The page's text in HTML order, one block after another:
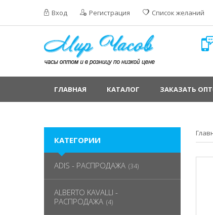
Вход Регистрация Список желаний
ГЛАВНАЯ КАТАЛОГ ЗАКАЗАТЬ
КАТЕГОРИИ
ADIS - РАСПРОДАЖА (34)
ALBERTO KAVALLI -
РАСПРОДАЖА (4)